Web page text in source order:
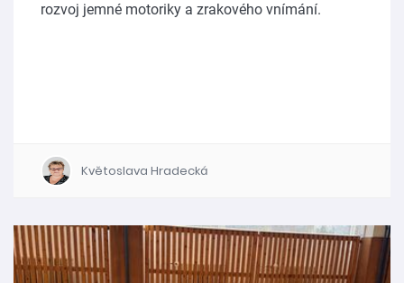
rozvoj jemné motoriky a zrakového vnímání.
Květoslava Hradecká